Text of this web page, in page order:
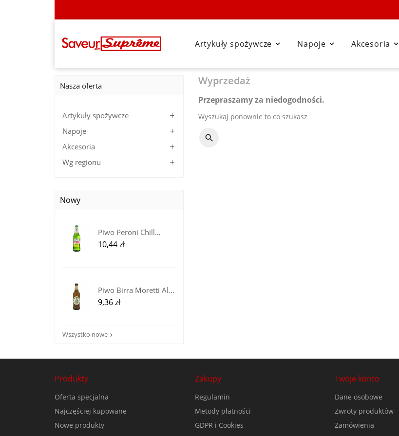

Artykuły spożywcze 
Napoje 
Akcesoria
Nasza oferta
Artykuły spożywcze 
Napoje 
Akcesoria 
Wg regionu 
Nowy
Piwo Peroni Chill
Lemon z...
Cena
10,44 zł
Piwo Birra Moretti Al...
Cena
9,36 zł
Wszystko nowe 
Wyprzedaż
Przepraszamy za niedogodności.
Wyszukaj ponownie to co szukasz
Produkty
Oferta specjalna
Najczęściej kupowane
Nowe produkty
Zakupy
Regulamin
Metody płatności
GDPR i Cookies
Twoje konto
Dane osobowe
Zwroty produktów
Zamówienia